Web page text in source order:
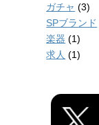
ガチャ (3)
SPブランド
楽器 (1)
求人 (1)